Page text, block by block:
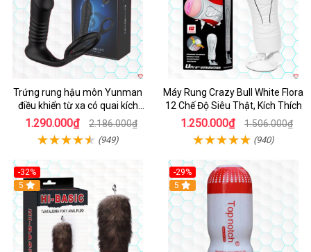
Trứng rung hậu môn Yunman
điều khiển từ xa có quai kích
thích
1.290.000₫ 2.186.000₫
(949)
Máy Rung Crazy Bull White Flora
12 Chế Độ Siêu Thật, Kích Thích
1.250.000₫ 1.506.000₫
(940)
-32%
Hot
5
-29%
5